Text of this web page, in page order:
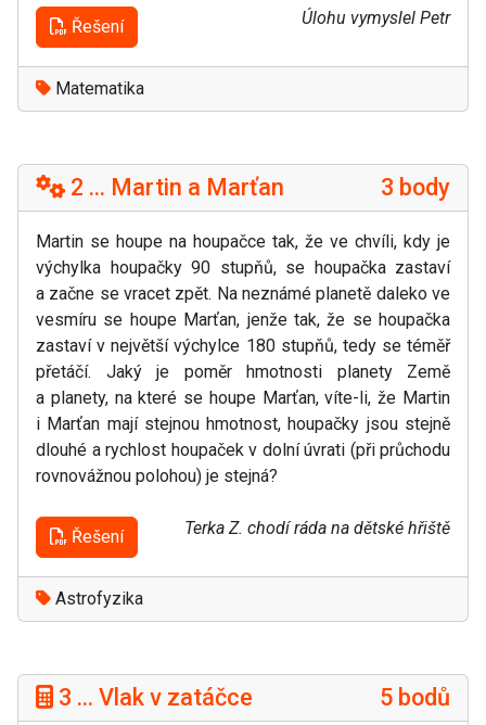
Řešení Úlohu vymyslel Petr
Matematika
2 ... Martin a Marťan 3 body
Martin se houpe na houpačce tak, že ve chvíli, kdy je
výchylka houpačky 90 stupňů, se houpačka zastaví
a začne se vracet zpět. Na neznámé planetě daleko ve
vesmíru se houpe Marťan, jenže tak, že se houpačka
zastaví v největší výchylce 180 stupňů, tedy se téměř
přetáčí. Jaký je poměr hmotnosti planety Země
a planety, na které se houpe Marťan, víte-li, že Martin
i Marťan mají stejnou hmotnost, houpačky jsou stejně
dlouhé a rychlost houpaček v dolní úvrati (při průchodu
rovnovážnou polohou) je stejná?
Řešení Terka Z. chodí ráda na dětské hřiště
Astrofyzika
3 ... Vlak v zatáčce 5 bodů